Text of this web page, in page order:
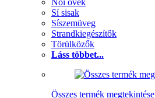
Női övek
Sí sisak
Síszemüveg
Strandkiegészítők
Törülközők
Láss többet...
Összes termék megtekintése